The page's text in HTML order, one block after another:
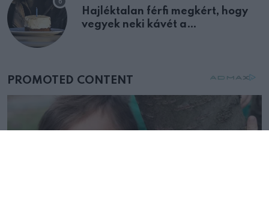
Hajléktalan férfi megkért, hogy
vegyek neki kávét a